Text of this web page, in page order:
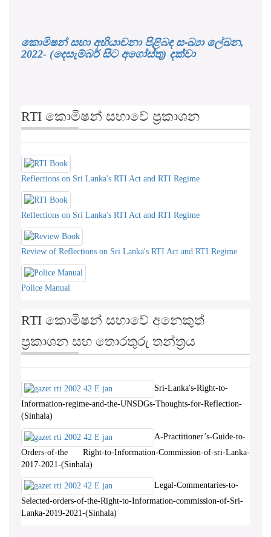
Reflections on Sri Lanka's RTI Act and RTI Regime
Review of Reflections on Sri Lanka's RTI Act and RTI Regime
Police Manual
RTI කොමිෂන් සභාවේ අනෙකුත්
Sri-Lanka's-Right-to-
(Sinhala)
A-Practitioner’s-Guide-to-
Orders-of-the Right-to-Information-Commission-of-sri-Lanka-
2017-2021-(Sinhala)
Legal-Commentaries-to-
Selected-orders-of-the-Right-to-Information-commission-of-Sri-
Lanka-2019-2021-(Sinhala)
වැදගත් නිවේදන